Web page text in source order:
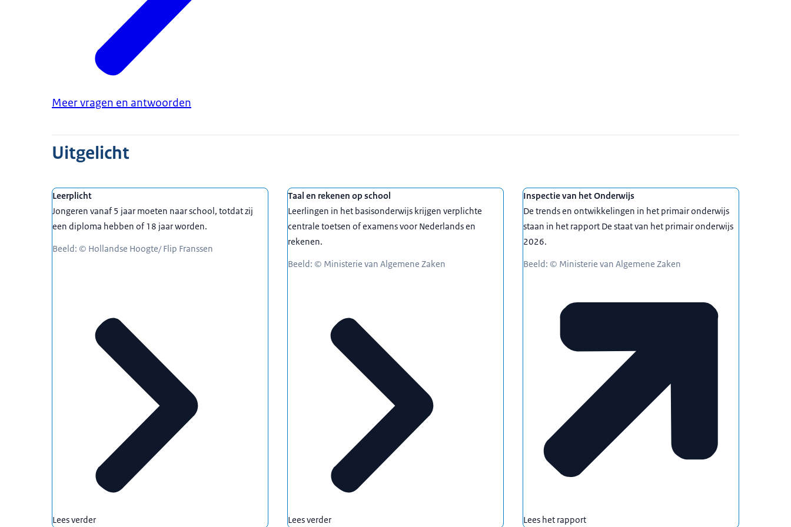
Meer vragen en antwoorden
Uitgelicht
Leerplicht
Jongeren vanaf 5 jaar moeten naar school, totdat zij
een diploma hebben of 18 jaar worden.
Beeld: © Hollandse Hoogte/ Flip Franssen
Lees verder
Taal en rekenen op school
Leerlingen in het basisonderwijs krijgen verplichte
centrale toetsen of examens voor Nederlands en
rekenen.
Beeld: © Ministerie van Algemene Zaken
Lees verder
Inspectie van het Onderwijs
De trends en ontwikkelingen in het primair onderwijs
staan in het rapport De staat van het primair onderwijs
2026.
Beeld: © Ministerie van Algemene Zaken
Lees het rapport